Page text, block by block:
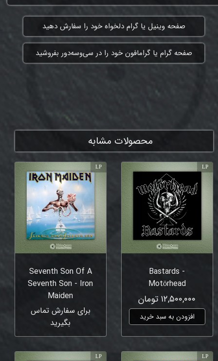
​صفحه وینیل یا گرام دلخواه خود را سفارش دهید
​صفحه گرام یا گرامافون خود را در سی‌وسه‌دور بفروشید
محصولات مشابه
Bastards -
Motörhead
۱۲,۵۰۰,۰۰۰ تومان
افزودن به سبد خرید
LP
Seventh Son Of A
Seventh Son - Iron
Maiden
برای سفارش تماس
بگیرید
LP
LP
LP